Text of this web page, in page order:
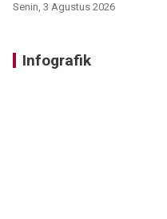
Senin, 3 Agustus 2026
Infografik